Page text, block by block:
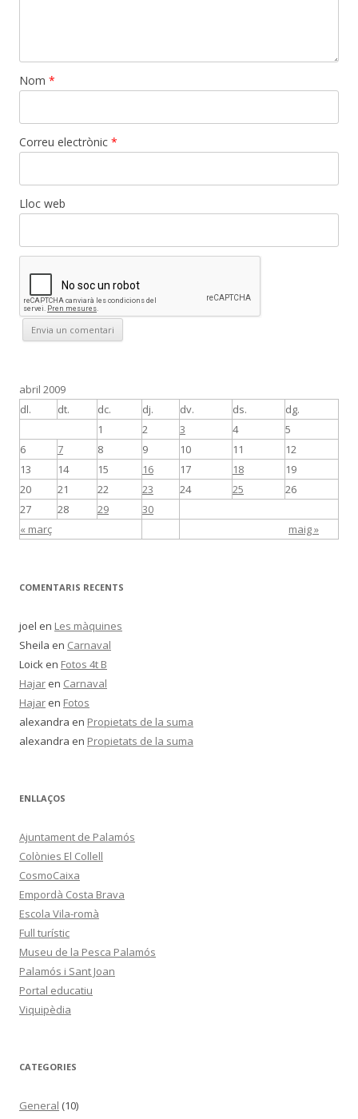
Nom *
Correu electrònic *
Lloc web
abril 2009
dl.
dt. dc. dj. dv. ds. dg.
« març maig »
1 2 3 4
5
6
7 8 9 10 11
12
13
14 15 16 17 18
19
20
21 22 23 24 25
26
27
28 29 30
COMENTARIS RECENTS
joel en Les màquines
Sheila en Carnaval
Loick en Fotos 4t B
Hajar en Carnaval
Hajar en Fotos
alexandra en Propietats de la suma
alexandra en Propietats de la suma
ENLLAÇOS
Ajuntament de Palamós
Colònies El Collell
CosmoCaixa
Empordà Costa Brava
Escola Vila-romà
Full turístic
Museu de la Pesca Palamós
Palamós i Sant Joan
Portal educatiu
Viquipèdia
CATEGORIES
General (10)